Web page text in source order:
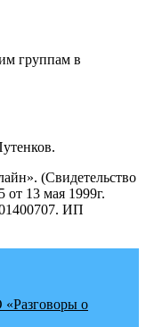
группам в
(Свидетельство
от 13 мая 1999г.
ИП
«Разговоры о